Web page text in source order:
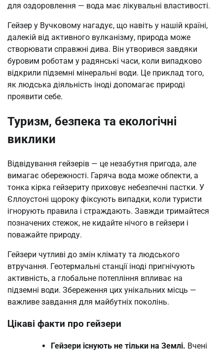
для оздоровлення — вода має лікувальні властивості.
Гейзер у Вучковому нагадує, що навіть у нашій країні,
далекій від активного вулканізму, природа може
створювати справжні дива. Він утворився завдяки
буровим роботам у радянські часи, коли випадково
відкрили підземні мінеральні води. Це приклад того,
як людська діяльність іноді допомагає природі
проявити себе.
Туризм, безпека та екологічні
виклики
Відвідування гейзерів — це незабутня пригода, але
вимагає обережності. Гаряча вода може обпекти, а
тонка кірка гейзериту приховує небезпечні пастки. У
Єллоустоні щороку фіксують випадки, коли туристи
ігнорують правила і страждають. Завжди тримайтеся
позначених стежок, не кидайте нічого в гейзери і
поважайте природу.
Гейзери чутливі до змін клімату та людського
втручання. Геотермальні станції іноді пригнічують
активність, а глобальне потепління впливає на
підземні води. Збереження цих унікальних місць —
важливе завдання для майбутніх поколінь.
Цікаві факти про гейзери
Гейзери існують не тільки на Землі. Вчені